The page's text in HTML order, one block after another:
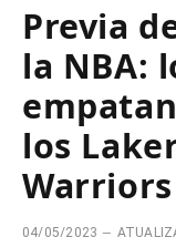
Previa
la NBA:
los
Warriors
04/05/2023